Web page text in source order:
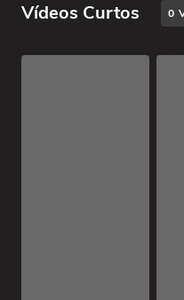
Vídeos Curtos 0